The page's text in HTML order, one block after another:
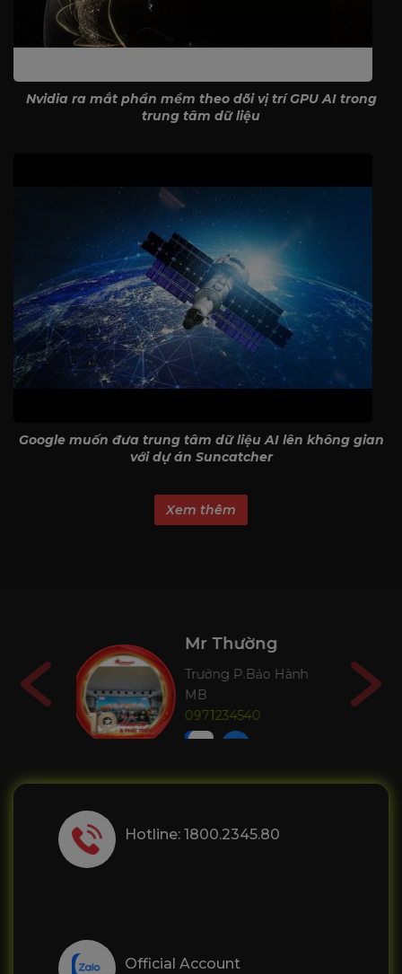
Nvidia ra mắt phần mềm theo dõi vị trí GPU AI trong
trung tâm dữ liệu
Google muốn đưa trung tâm dữ liệu AI lên không gian
với dự án Suncatcher
Xem thêm
Hành
Mr Long
GĐ Miền Trung
Hotline: 1800.2345.80
Official Account